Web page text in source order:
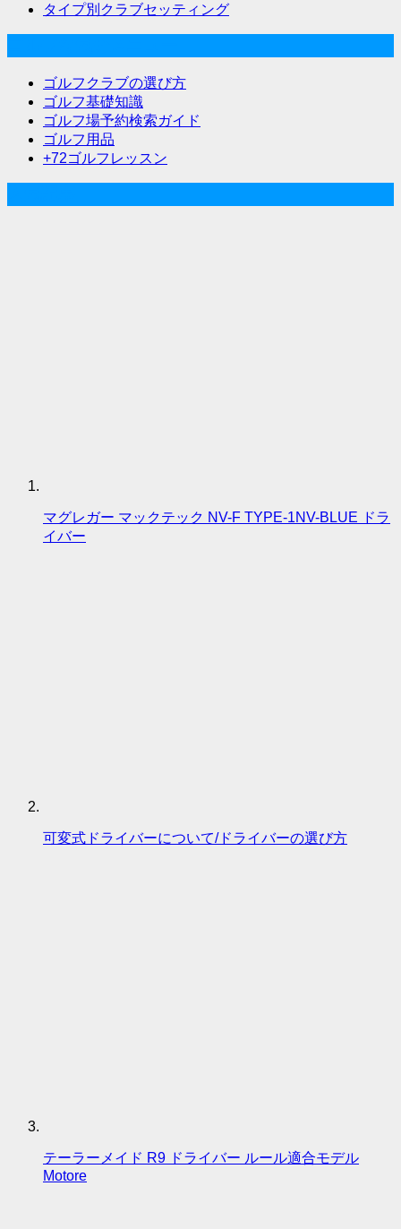
タイプ別クラブセッティング
ゴルフクラブの選び方
ゴルフ基礎知識
ゴルフ場予約検索ガイド
ゴルフ用品
+72ゴルフレッスン
マグレガー マックテック NV-F TYPE-1NV-BLUE ドラ
イバー
可変式ドライバーについて/ドライバーの選び方
テーラーメイド R9 ドライバー ルール適合モデル
Motore